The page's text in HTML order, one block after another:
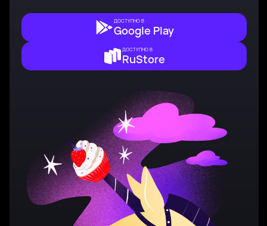
ДОСТУПНО В
Google Play
ДОСТУПНО В
RuStore